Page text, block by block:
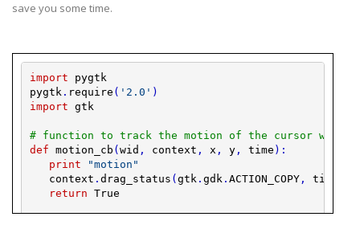
save you some time.
import
pygtk
pygtk . require ( '2.0' )
import gtk
# function to track the motion of the cursor while
def motion_cb (wid , context , x , y, time ) :
print
"motion"
context . drag_status (gtk . gdk . ACTION_COPY, time
return True